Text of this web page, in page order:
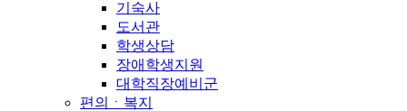
기숙사
도서관
학생상담
장애학생지원
대학직장예비군
편의ㆍ복지